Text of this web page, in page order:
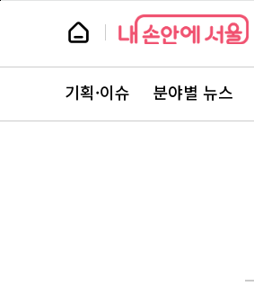
본
뉴
스
뉴
스
주
서
기획·이슈 분야별 뉴스
페